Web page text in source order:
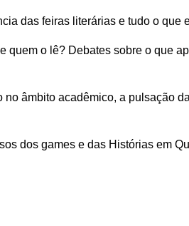
das feiras literárias e tudo o que
o lê? Debates sobre o que
âmbito acadêmico, a pulsação
dos games e das Histórias em